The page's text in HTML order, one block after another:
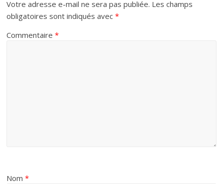
Votre adresse e-mail ne sera pas publiée. Les champs
obligatoires sont indiqués avec*
Commentaire*
Nom*